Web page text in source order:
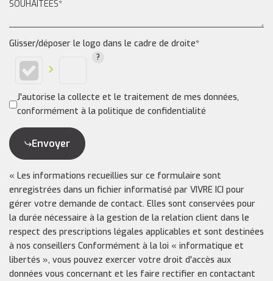
Glisser/déposer le logo dans le cadre de droite*
J'autorise la collecte et le traitement de mes données,
conformément à la politique de confidentialité
Envoyer
« Les informations recueillies sur ce formulaire sont
enregistrées dans un fichier informatisé par VIVRE ICI pour
gérer votre demande de contact. Elles sont conservées pour
la durée nécessaire à la gestion de la relation client dans le
respect des prescriptions légales applicables et sont destinées
à nos conseillers Conformément à la loi « informatique et
libertés », vous pouvez exercer votre droit d'accès aux
données vous concernant et les faire rectifier en contactant